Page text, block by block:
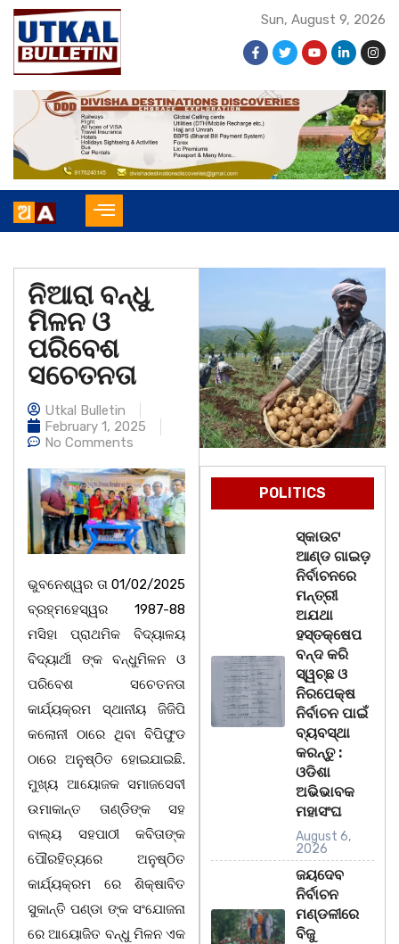
Sun, August 9, 2026
ନିଆରା ବନ୍ଧୁ
ମିଳନ ଓ
ପରିବେଶ
ସଚେତନତା
Utkal Bulletin
February 1, 2025
No Comments
ଭୁବନେଶ୍ୱର ତା 01/02/2025
ବ୍ରହ୍ମହେସ୍ୱର 1987-88
ମସିହା ପ୍ରାଥମିକ ବିଦ୍ୟାଳୟ
ବିଦ୍ୟାର୍ଥୀ ଙ୍କ ବନ୍ଧୁମିଳନ ଓ
ପରିବେଶ ସଚେତନତା
କାର୍ଯ୍ୟକ୍ରମ ସ୍ଥାନୀୟ ଜିଜିପି
କଲୋନୀ ଠାରେ ଥିବା ବିପିଫୁଡ
ଠାରେ ଅନୁଷ୍ଠିତ ହୋଇଯାଇଛି.
ମୁଖ୍ୟ ଆୟୋଜକ ସମାଜସେବୀ
ଉମାକାନ୍ତ ତାଣ୍ଡିଙ୍କ ସହ
ବାଲ୍ୟ ସହପାଠୀ କବିତାଙ୍କ
ପୌରହିତ୍ୟରେ ଅନୁଷ୍ଠିତ
କାର୍ଯ୍ୟକ୍ରମ ରେ ଶିକ୍ଷାବିତ
ସୁକାନ୍ତି ପଣ୍ଡା ଙ୍କ ସଂଯୋଜନା
ରେ ଆୟୋଜିତ ବନ୍ଧୁ ମିଳନ ଏକ
POLITICS
ସ୍କାଉଟ
ଆଣ୍ଡ ଗାଇଡ଼
ନିର୍ବାଚନରେ
ମନ୍ତ୍ରୀ
ଅଯଥା
ହସ୍ତକ୍ଷେପ
ବନ୍ଦ କରି
ସ୍ୱଚ୍ଛ ଓ
ନିରପେକ୍ଷ
ନିର୍ବାଚନ ପାଇଁ
ବ୍ୟବସ୍ଥା
କରନ୍ତୁ :
ଓଡିଶା
ଅଭିଭାବକ
ମହାସଂଘ
August 6,
2026
ଜୟଦେବ
ନିର୍ବାଚନ
ମଣ୍ଡଳୀରେ
ବିଜୁ